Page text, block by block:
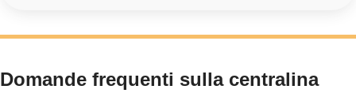
Domande frequenti sulla centralina